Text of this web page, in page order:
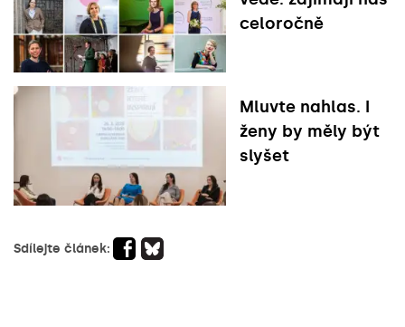
celoročně
Mluvte nahlas. I
ženy by měly být
slyšet
Sdílejte článek: